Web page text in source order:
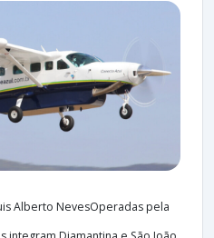
Alberto NevesOperadas pela